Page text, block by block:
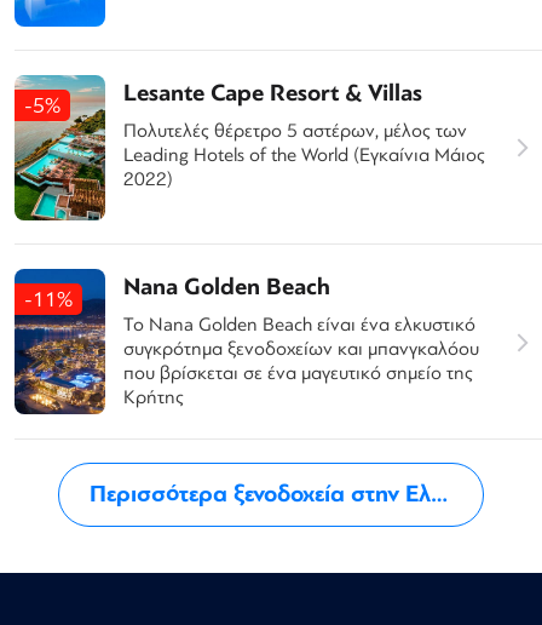
-5% Lesante Cape Resort & Villas
Πολυτελές θέρετρο 5 αστέρων, μέλος των
Leading Hotels of the World (Εγκαίνια Μάιος
2022)
-11% Nana Golden Beach
Το Nana Golden Beach είναι ένα ελκυστικό
συγκρότημα ξενοδοχείων και μπανγκαλόου
που βρίσκεται σε ένα μαγευτικό σημείο της
Κρήτης
Περισσότερα ξενοδοχεία στην Ελλάδα